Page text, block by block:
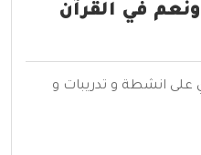
في القرآن
انشطة و تدريبات و